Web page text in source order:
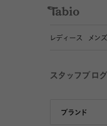
レディース メンズ
スタッフブログ
ブランド
Tabio